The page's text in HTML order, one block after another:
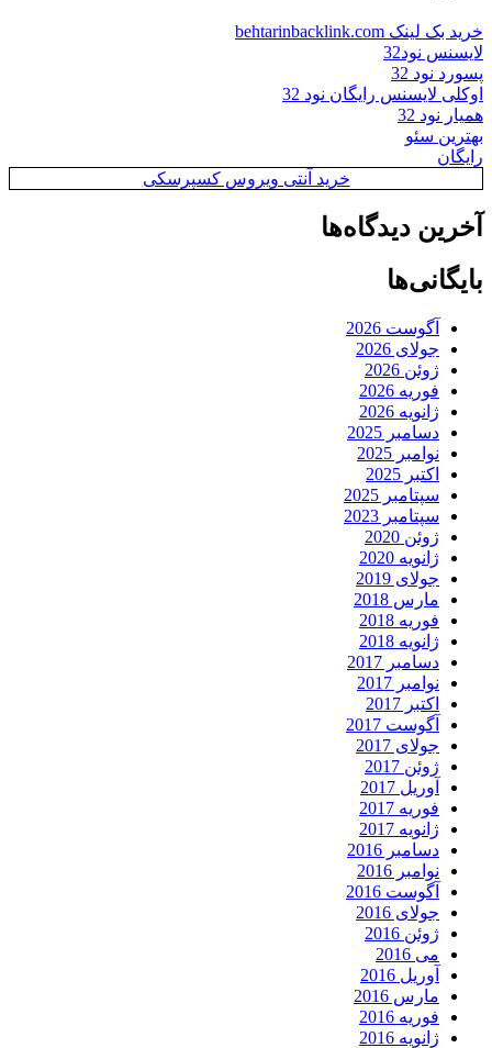
خرید بک لینک behtarinbacklink.com
لایسنس نود32
پسورد نود 32
اوکلی لایسنس رایگان نود 32
همیار نود 32
بهترین سئو
رایگان
خرید آنتی ویروس کسپرسکی
آخرین دیدگاه‌ها
بایگانی‌ها
آگوست 2026
جولای 2026
ژوئن 2026
فوریه 2026
ژانویه 2026
دسامبر 2025
نوامبر 2025
اکتبر 2025
سپتامبر 2025
سپتامبر 2023
ژوئن 2020
ژانویه 2020
جولای 2019
مارس 2018
فوریه 2018
ژانویه 2018
دسامبر 2017
نوامبر 2017
اکتبر 2017
آگوست 2017
جولای 2017
ژوئن 2017
آوریل 2017
فوریه 2017
ژانویه 2017
دسامبر 2016
نوامبر 2016
آگوست 2016
جولای 2016
ژوئن 2016
می 2016
آوریل 2016
مارس 2016
فوریه 2016
ژانویه 2016